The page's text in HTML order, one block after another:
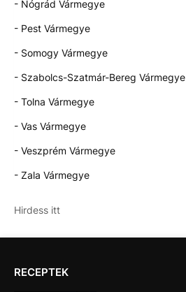
- Nógrád Vármegye
- Pest Vármegye
- Somogy Vármegye
- Szabolcs-Szatmár-Bereg Vármegye
- Tolna Vármegye
- Vas Vármegye
- Veszprém Vármegye
- Zala Vármegye
Hirdess itt
RECEPTEK